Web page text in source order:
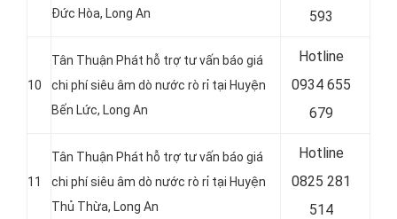
Đức Hòa, Long An
593
10
Tân Thuận Phát hỗ trợ tư vấn báo giá
chi phí siêu âm dò nước rò rỉ tại Huyện
Bến Lức, Long An
Hotline
0934 655
679
11
Tân Thuận Phát hỗ trợ tư vấn báo giá
chi phí siêu âm dò nước rò rỉ tại Huyện
Thủ Thừa, Long An
Hotline
0825 281
514